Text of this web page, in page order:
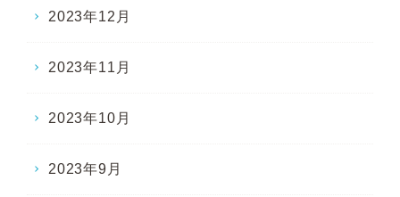
2023年12月
2023年11月
2023年10月
2023年9月